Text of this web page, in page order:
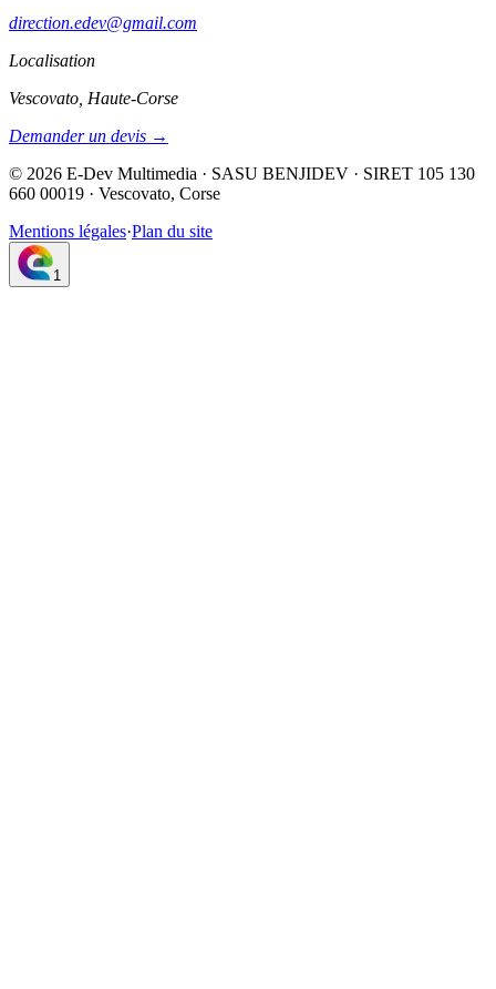
direction.edev@gmail.com
Localisation
Vescovato, Haute-Corse
Demander un devis →
© 2026 E-Dev Multimedia · SASU BENJIDEV · SIRET 105 130
660 00019 · Vescovato, Corse
Mentions légales·Plan du site
1